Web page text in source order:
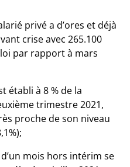
privé a d’ores et déjà
crise avec 265.100
par rapport à mars
établi à 8 % de la
trimestre 2021,
proche de son niveau
mois hors intérim se